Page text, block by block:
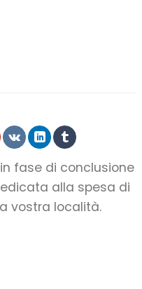
fase di conclusione
alla spesa di
vostra località.